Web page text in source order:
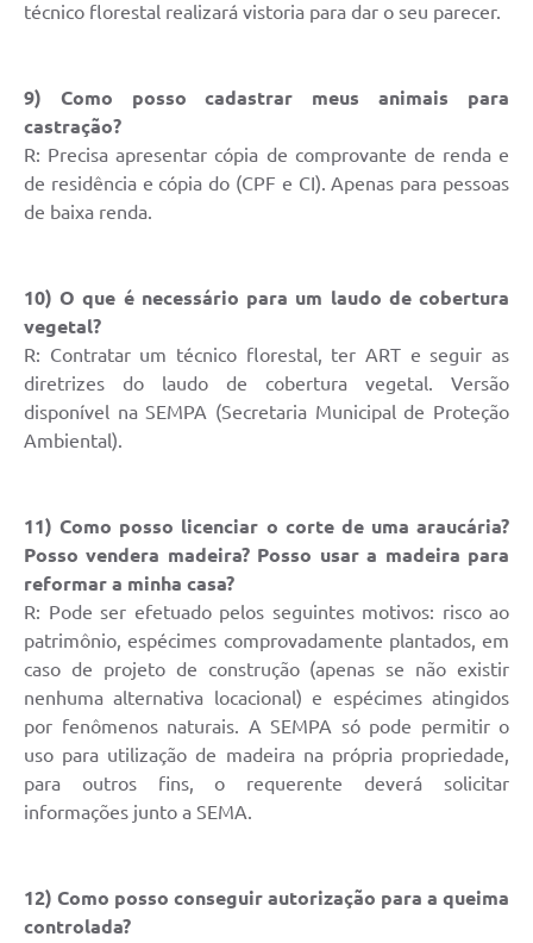
GERAR BOLETO DE IPTU/ISS/ALVARÁ/CERTIDÕES
Dúvidas frequentes
Cadastro de Fornecedores
Proteção ambiental
NFS-e
Arquivos para Download
Galeria de Vídeos
Conselhos
Projetos
Legislação
Telefones Úteis
técnico florestal realizará vistoria para dar o seu parecer.
9) Como posso cadastrar meus animais para
castração?
R: Precisa apresentar cópia de comprovante de renda e
de residência e cópia do (CPF e CI). Apenas para pessoas
de baixa renda.
10) O que é necessário para um laudo de cobertura
vegetal?
R: Contratar um técnico florestal, ter ART e seguir as
diretrizes do laudo de cobertura vegetal. Versão
disponível na SEMPA (Secretaria Municipal de Proteção
Ambiental).
11) Como posso licenciar o corte de uma araucária?
Posso vendera madeira? Posso usar a madeira para
reformar a minha casa?
R: Pode ser efetuado pelos seguintes motivos: risco ao
patrimônio, espécimes comprovadamente plantados, em
caso de projeto de construção (apenas se não existir
nenhuma alternativa locacional) e espécimes atingidos
por fenômenos naturais. A SEMPA só pode permitir o
uso para utilização de madeira na própria propriedade,
para outros fins, o requerente deverá solicitar
informações junto a SEMA.
12) Como posso conseguir autorização para a queima
controlada?